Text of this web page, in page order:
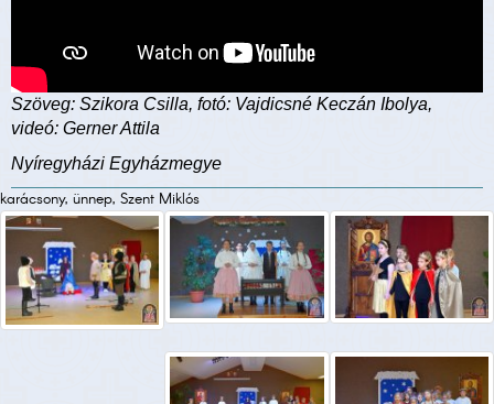
Szöveg: Szikora Csilla, fotó: Vajdicsné Keczán Ibolya,
videó: Gerner Attila
Nyíregyházi Egyházmegye
karácsony, ünnep, Szent Miklós